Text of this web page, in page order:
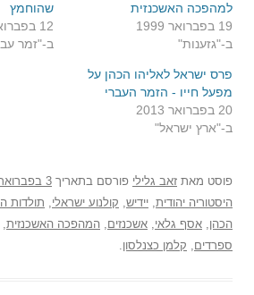
למהפכה האשכנזית
19 בפברואר 1999
ב-"גזענות"
שהוחמץ
12 בפברואר 2008
ב-"זמר
פרס ישראל לאליהו הכהן על
מפעל חייו - הזמר העברי
20 בפברואר 2013
ב-"ארץ ישראל"
פוסט מאת זאב גלילי פורסם בתאריך 3 בפברואר 2006
היסטוריה יהודית, יידיש, קולנוע ישראלי, תולדות
הכהן, אסף גלאי, אשכנזים, המהפכה האשכנזית,
ספרדים, קלמן כצנלסון.